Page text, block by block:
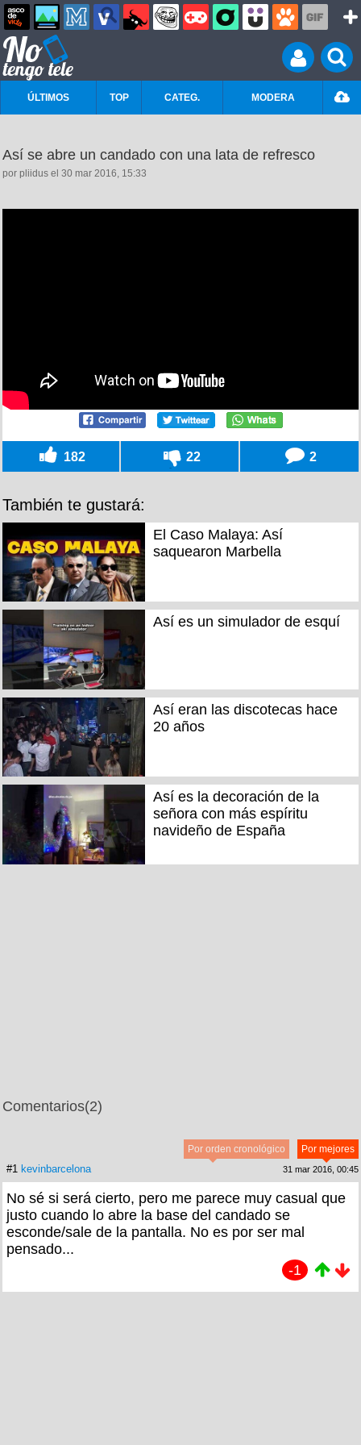
ÚLTIMOS TOP CATEG. MODERA
Así se abre un candado con una lata de refresco
por pliidus el 30 mar 2016, 15:33
182 22 2
También te gustará:
El Caso Malaya: Así
saquearon Marbella
Así es un simulador de esquí
Así eran las discotecas hace
20 años
Así es la decoración de la
señora con más espíritu
navideño de España
Comentarios(2)
Por mejores
Por orden cronológico
#1 kevinbarcelona 31 mar 2016, 00:45
No sé si será cierto, pero me parece muy casual que
justo cuando lo abre la base del candado se
esconde/sale de la pantalla. No es por ser mal
pensado...
-1